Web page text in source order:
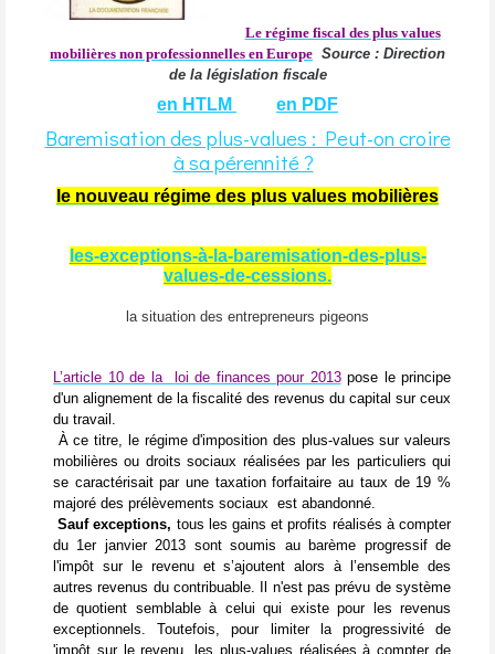
Le régime fiscal des plus values
mobilières non professionnelles en Europe Source : Direction
de la législation fiscale
en HTLM en PDF
Baremisation des plus-values : Peut-on croire
à sa pérennité ?
le nouveau régime des plus values mobilières
les-exceptions-à-la-baremisation-des-plus-
values-de-cessions.
la situation des entrepreneurs pigeons
L’article 10 de la loi de finances pour 2013pose le principe
d'un alignement de la fiscalité des revenus du capital sur ceux
du travail.
À ce titre, le régime d'imposition des plus-values sur valeurs
mobilières ou droits sociaux réalisées par les particuliers qui
se caractérisait par une taxation forfaitaire au taux de 19 %
majoré des prélèvements sociaux est abandonné.
Sauf exceptions, tous les gains et profits réalisés à compter
du 1er janvier 2013 sont soumis au barème progressif de
l'impôt sur le revenu et s’ajoutent alors à l’ensemble des
autres revenus du contribuable. Il n'est pas prévu de système
de quotient semblable à celui qui existe pour les revenus
exceptionnels. Toutefois, pour limiter la progressivité de
'impôt sur le revenu, les plus-values réalisées à compter de